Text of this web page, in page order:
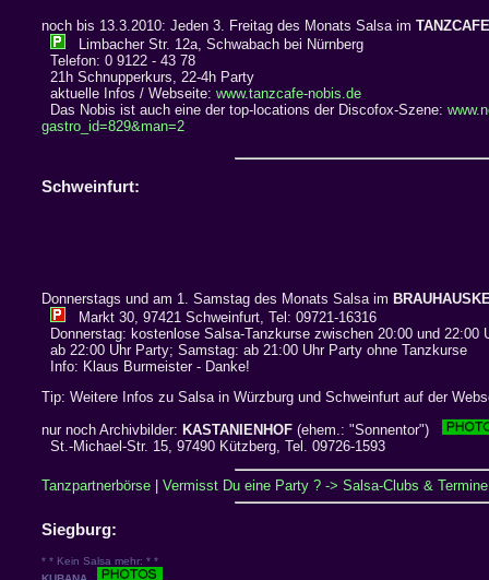
noch bis 13.3.2010: Jeden 3. Freitag des Monats Salsa im
Limbacher Str. 12a, Schwabach bei Nürnberg
Telefon: 0 9122 - 43 78
21h Schnupperkurs, 22-4h Party
aktuelle Infos / Webseite: www.tanzcafe-nobis.de
Das Nobis ist auch eine der top-locations der Discofox-Szene:
gastro_id=829&man=2
Schweinfurt:
Donnerstags und am 1. Samstag des Monats Salsa im
Markt 30, 97421 Schweinfurt, Tel: 09721-16316
Donnerstag: kostenlose Salsa-Tanzkurse zwischen 20:00 und 22:00
ab 22:00 Uhr Party; Samstag: ab 21:00 Uhr Party ohne Tanzkurse
Info: Klaus Burmeister - Danke!
Tip: Weitere Infos zu Salsa in Würzburg und Schweinfurt auf der
nur noch Archivbilder: KASTANIENHOF (ehem.: "Sonnentor")
St.-Michael-Str. 15, 97490 Kützberg, Tel. 09726-1593
Tanzpartnerbörse Vermisst Du eine Party ? -> Salsa-Clubs &
Siegburg:
* * Kein Salsa mehr: * *